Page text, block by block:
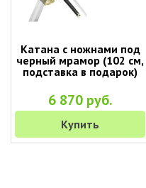
Катана с ножнами под
черный мрамор (102 см,
подставка в подарок)
6 870 руб.
Купить